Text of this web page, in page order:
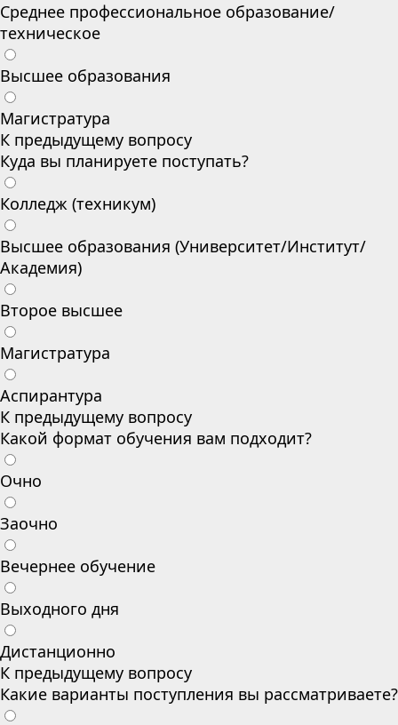
Среднее профессиональное образование/
техническое
Высшее образования
Магистратура
К предыдущему вопросу
Куда вы планируете поступать?
Колледж (техникум)
Высшее образования (Университет/Институт/
Академия)
Второе высшее
Магистратура
Аспирантура
К предыдущему вопросу
Какой формат обучения вам подходит?
Очно
Заочно
Вечернее обучение
Выходного дня
Дистанционно
К предыдущему вопросу
Какие варианты поступления вы рассматриваете?